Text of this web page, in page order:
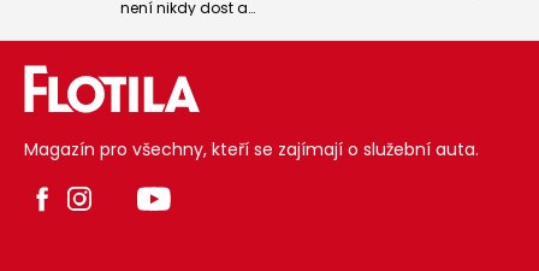
není nikdy dost a
segmentu, kde už
ještě dalšího
konkurenta
tuzemské Škody
se bude dovážet
Koreje, nabídne
motor, ale zato
volbu mezi
centrální displej a
také zajímavou
Magazín pro všechny, kteří se zajímají o služební auta.